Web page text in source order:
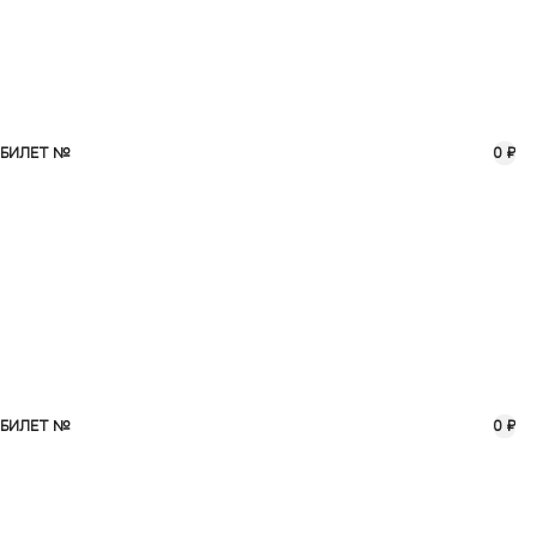
БИЛЕТ № 0 ₽
БИЛЕТ № 0 ₽